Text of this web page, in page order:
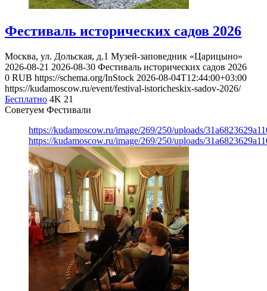
Фестиваль исторических садов 2026
Москва, ул. Дольская, д.1 Музей-заповедник «Царицыно»
2026-08-21 2026-08-30 Фестиваль исторических садов 2026
0 RUB https://schema.org/InStock 2026-08-04T12:44:00+03:00
https://kudamoscow.ru/event/festival-istoricheskix-sadov-2026/
Бесплатно 4K 21
Советуем Фестивали
https://kudamoscow.ru/image/269/250/uploads/
https://kudamoscow.ru/image/269/250/uploads/